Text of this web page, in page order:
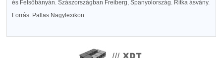
és Felsőbányán. Szászországban Freiberg, Spanyolország. Ritka ásvány.
Forrás: Pallas Nagylexikon